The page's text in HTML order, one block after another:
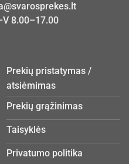
8.00–17.00
Prekių pristatymas /
atsiėmimas
Prekių grąžinimas
Taisyklės
Privatumo politika